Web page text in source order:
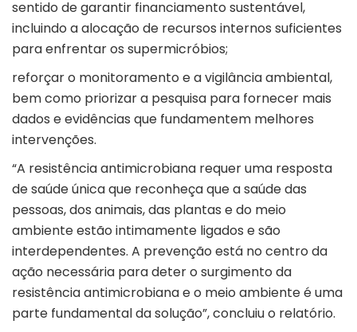
sentido de garantir financiamento sustentável,
incluindo a alocação de recursos internos suficientes
para enfrentar os supermicróbios;
reforçar o monitoramento e a vigilância ambiental,
bem como priorizar a pesquisa para fornecer mais
dados e evidências que fundamentem melhores
intervenções.
“A resistência antimicrobiana requer uma resposta
de saúde única que reconheça que a saúde das
pessoas, dos animais, das plantas e do meio
ambiente estão intimamente ligados e são
interdependentes. A prevenção está no centro da
ação necessária para deter o surgimento da
resistência antimicrobiana e o meio ambiente é uma
parte fundamental da solução”, concluiu o relatório.